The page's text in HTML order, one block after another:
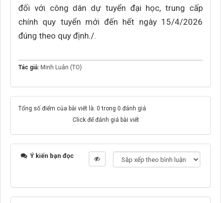
đối với công dân dự tuyển đại học, trung cấp
chính quy tuyển mới đến hết ngày 15/4/2026
đúng theo quy định./.
Tác giả: Minh Luân (TO)
Tổng số điểm của bài viết là: 0 trong 0 đánh giá
Click để đánh giá bài viết
Ý kiến bạn đọc